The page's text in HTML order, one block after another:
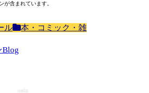
が含まれています。
ル
本・コミック・雑
Blog